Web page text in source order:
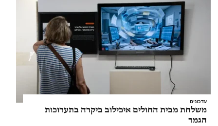
עדכונים
משלחת מבית החולים איכילוב ביקרה בתערוכות
הגמר